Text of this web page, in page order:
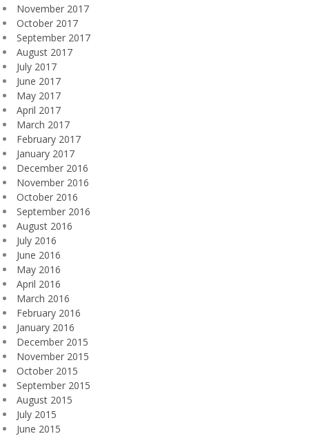
November 2017
October 2017
September 2017
August 2017
July 2017
June 2017
May 2017
April 2017
March 2017
February 2017
January 2017
December 2016
November 2016
October 2016
September 2016
August 2016
July 2016
June 2016
May 2016
April 2016
March 2016
February 2016
January 2016
December 2015
November 2015
October 2015
September 2015
August 2015
July 2015
June 2015